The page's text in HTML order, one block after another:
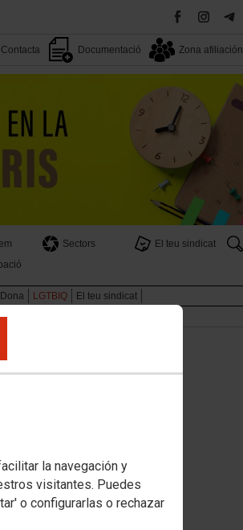
la navegación y
visitantes. Puedes
o configurarlas o rechazar
Contacta Documentació Zona afiliación
Sectors El teu sindicat
Dona LGTBIQ
El teu sindicat
de